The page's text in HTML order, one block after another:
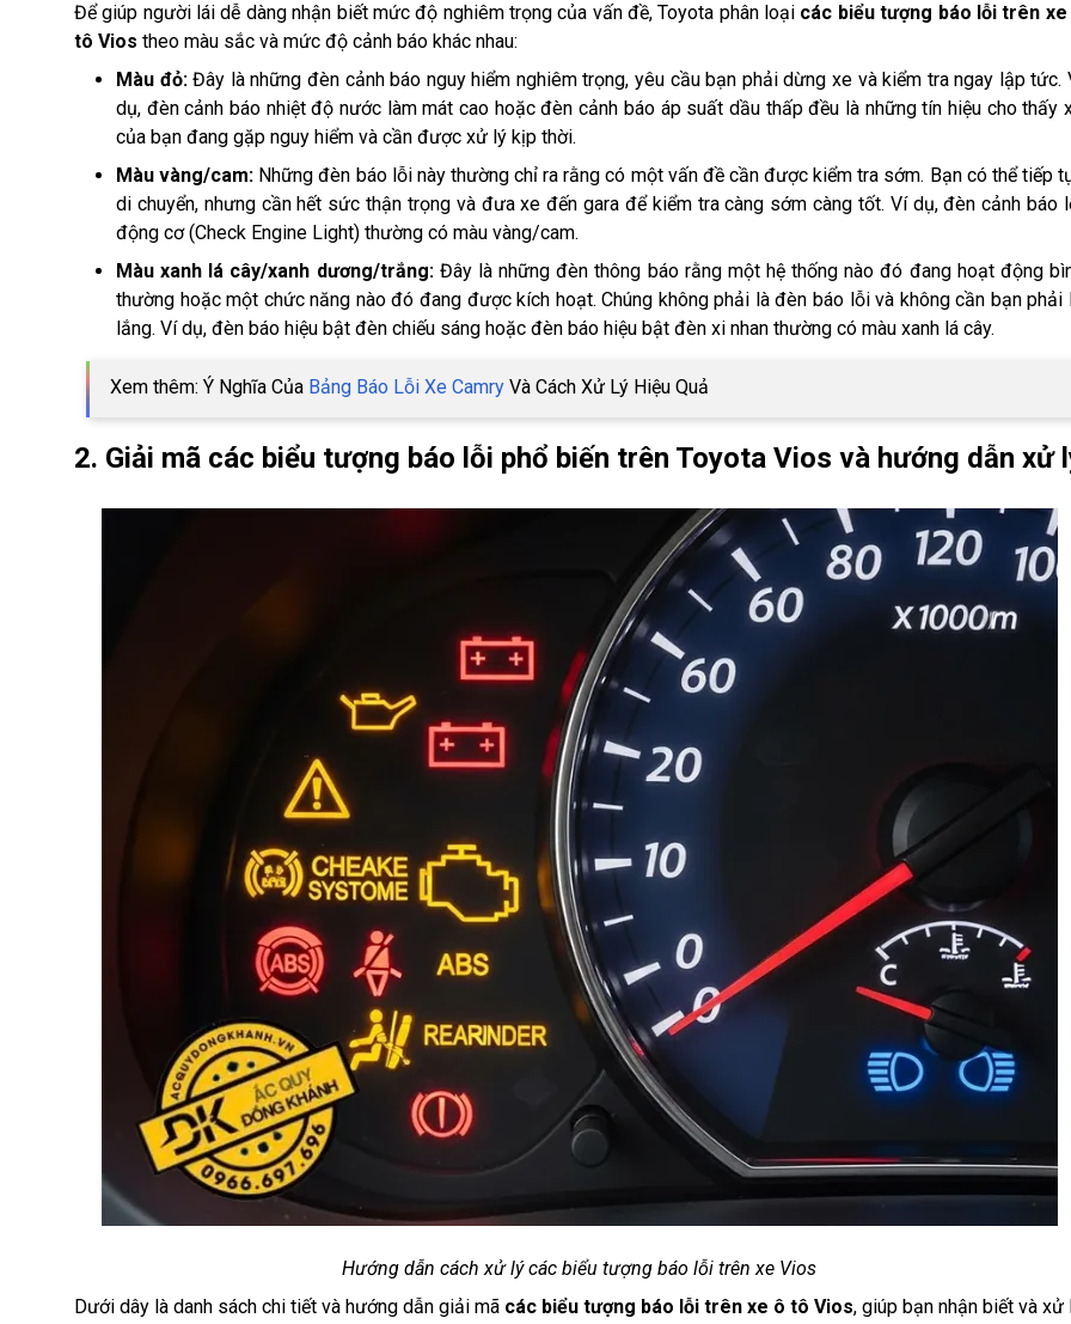
Để giúp người lái dễ dàng nhận biết mức độ nghiêm trọng của vấn đề, Toyota phân loại các biểu tượng báo lỗi trên xe
tô Vios theo màu sắc và mức độ cảnh báo khác nhau:
Màu đỏ:Đây là những đèn cảnh báo nguy hiểm nghiêm trọng, yêu cầu bạn phải dừng xe và kiểm tra ngay lập tức.
dụ, đèn cảnh báo nhiệt độ nước làm mát cao hoặc đèn cảnh báo áp suất dầu thấp đều là những tín hiệu cho thấy
của bạn đang gặp nguy hiểm và cần được xử lý kịp thời.
Màu vàng/cam: Những đèn báo lỗi này thường chỉ ra rằng có một vấn đề cần được kiểm tra sớm. Bạn có thể tiếp
di chuyển, nhưng cần hết sức thận trọng và đưa xe đến gara để kiểm tra càng sớm càng tốt. Ví dụ, đèn cảnh báo
động cơ (Check Engine Light) thường có màu vàng/cam.
Màu xanh lá cây/xanh dương/trắng:Đây là những đèn thông báo rằng một hệ thống nào đó đang hoạt động
thường hoặc một chức năng nào đó đang được kích hoạt. Chúng không phải là đèn báo lỗi và không cần bạn phải
lắng. Ví dụ, đèn báo hiệu bật đèn chiếu sáng hoặc đèn báo hiệu bật đèn xi nhan thường có màu xanh lá cây.
Xem thêm: Ý Nghĩa Của Bảng Báo Lỗi Xe Camry Và Cách Xử Lý Hiệu Quả
2. Giải mã các biểu tượng báo lỗi phổ biến trên Toyota Vios và hướng dẫn xử
Hướng dẫn cách xử lý các biểu tượng báo lỗi trên xe Vios
Dưới dây là danh sách chi tiết và hướng dẫn giải mã các biểu tượng báo lỗi trên xe ô tô Vios, giúp bạn nhận biết và xử